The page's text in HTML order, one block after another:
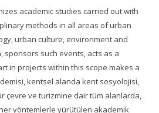
academic studies carried out with
methods in all areas of urban
urban culture, environment and
sponsors such events, acts as a
in projects within this scope makes a
kentsel alanda kent sosyolojisi,
çevre ve turizmine dair tüm alanlarda,
yöntemlerle yürütülen akademik